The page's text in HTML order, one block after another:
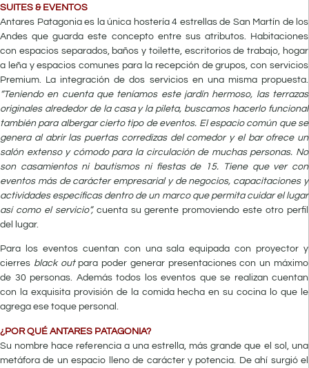
SUITES & EVENTOS
Antares Patagonia es la única hostería 4 estrellas de San Martín de los
Andes que guarda este concepto entre sus atributos. Habitaciones
con espacios separados, baños y toilette, escritorios de trabajo, hogar
a leña y espacios comunes para la recepción de grupos, con servicios
Premium. La integración de dos servicios en una misma propuesta.
“Teniendo en cuenta que teníamos este jardín hermoso, las terrazas
originales alrededor de la casa y la pileta, buscamos hacerlo funcional
también para albergar cierto tipo de eventos. El espacio común que se
genera al abrir las puertas corredizas del comedor y el bar ofrece un
salón extenso y cómodo para la circulación de muchas personas. No
son casamientos ni bautismos ni fiestas de 15. Tiene que ver con
eventos más de carácter empresarial y de negocios, capacitaciones y
actividades específicas dentro de un marco que permita cuidar el lugar
así como el servicio”,cuenta su gerente promoviendo este otro perfil
del lugar.
Para los eventos cuentan con una sala equipada con proyector y
cierres black outpara poder generar presentaciones con un máximo
de 30 personas. Además todos los eventos que se realizan cuentan
con la exquisita provisión de la comida hecha en su cocina lo que le
agrega ese toque personal.
¿POR QUÉ ANTARES PATAGONIA?
Su nombre hace referencia a una estrella, más grande que el sol, una
metáfora de un espacio lleno de carácter y potencia. De ahí surgió el